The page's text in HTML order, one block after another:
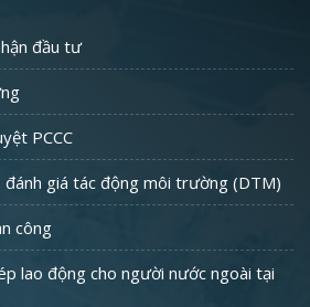
đầu tư
PCCC
đánh giá tác động môi trường (DTM)
công
lao động cho người nước ngoài tại